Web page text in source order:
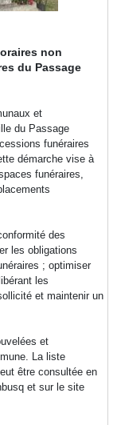
non
du Passage
et
du Passage
funéraires
démarche vise à
funéraires,
des
les obligations
; optimiser
les
et maintenir un
et
La liste
être consultée en
et sur le site